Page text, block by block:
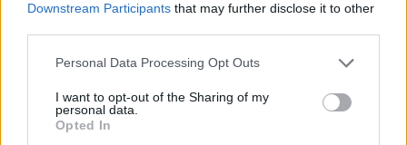
Downstream Participants that may further disclose it to other
Please note that this website/app uses one or more Google
not limited to your visit or usage behaviour. You may click to
grant or deny consent to Google and its third-party tags to
use your data for below specified purposes in below Google
Personal Data Processing Opt Outs
I want to opt-out of the Sharing of my
personal data.
Opted In